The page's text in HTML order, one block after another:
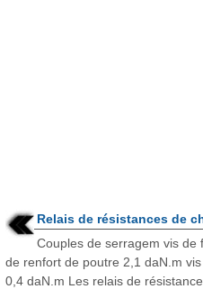
Relais de résistances de
Couples de serragem vis de
de renfort de poutre 2,1 daN.m
0,4 daN.m Les relais de